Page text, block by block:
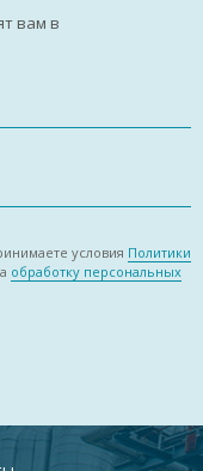
вам в
условия Политики
обработку персональных